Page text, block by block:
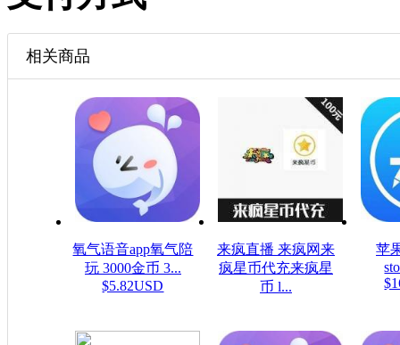
相关商品
氧气语音app氧气陪
玩 3000金币 3...
$5.82USD
来疯直播 来疯网来
疯星币代充来疯星
币 l...
苹